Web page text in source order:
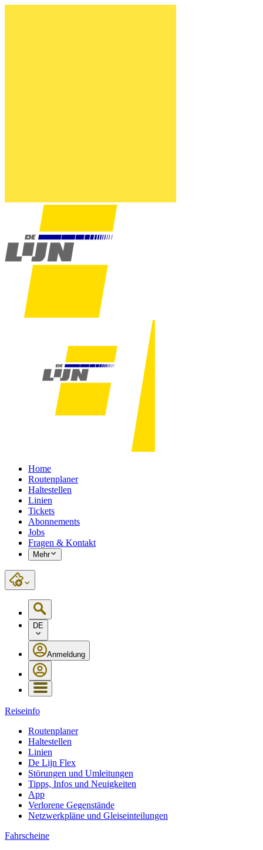
Home
Routenplaner
Haltestellen
Linien
Tickets
Abonnements
Jobs
Fragen & Kontakt
Mehr
DE
Anmeldung
Reiseinfo
Routenplaner
Haltestellen
Linien
De Lijn Flex
Störungen und Umleitungen
Tipps, Infos und Neuigkeiten
App
Verlorene Gegenstände
Netzwerkpläne und Gleiseinteilungen
Fahrscheine